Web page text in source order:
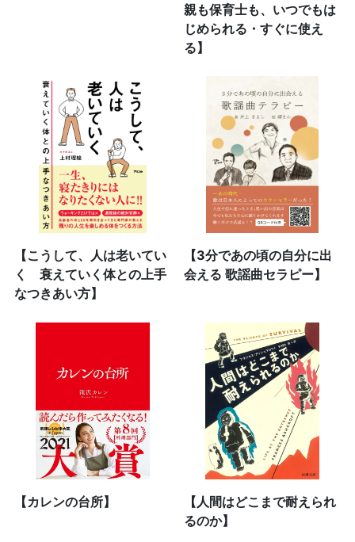
親も保育士も、いつでもは
じめられる・すぐに使え
る】
【こうして、人は老いてい
く 衰えていく体との上手
なつきあい方】
【3分であの頃の自分に出
会える 歌謡曲セラピー】
【カレンの台所】
【人間はどこまで耐えられ
るのか】